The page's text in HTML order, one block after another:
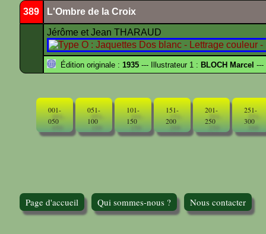
389 L'Ombre de la Croix
Jérôme et Jean THARAUD
Édition originale : 1935 --- Illustrateur 1 : BLOCH Marcel ---
001-
050
051-
100
101-
150
151-
200
201-
250
251-
300
Page d'accueil Qui sommes-nous ? Nous contacter